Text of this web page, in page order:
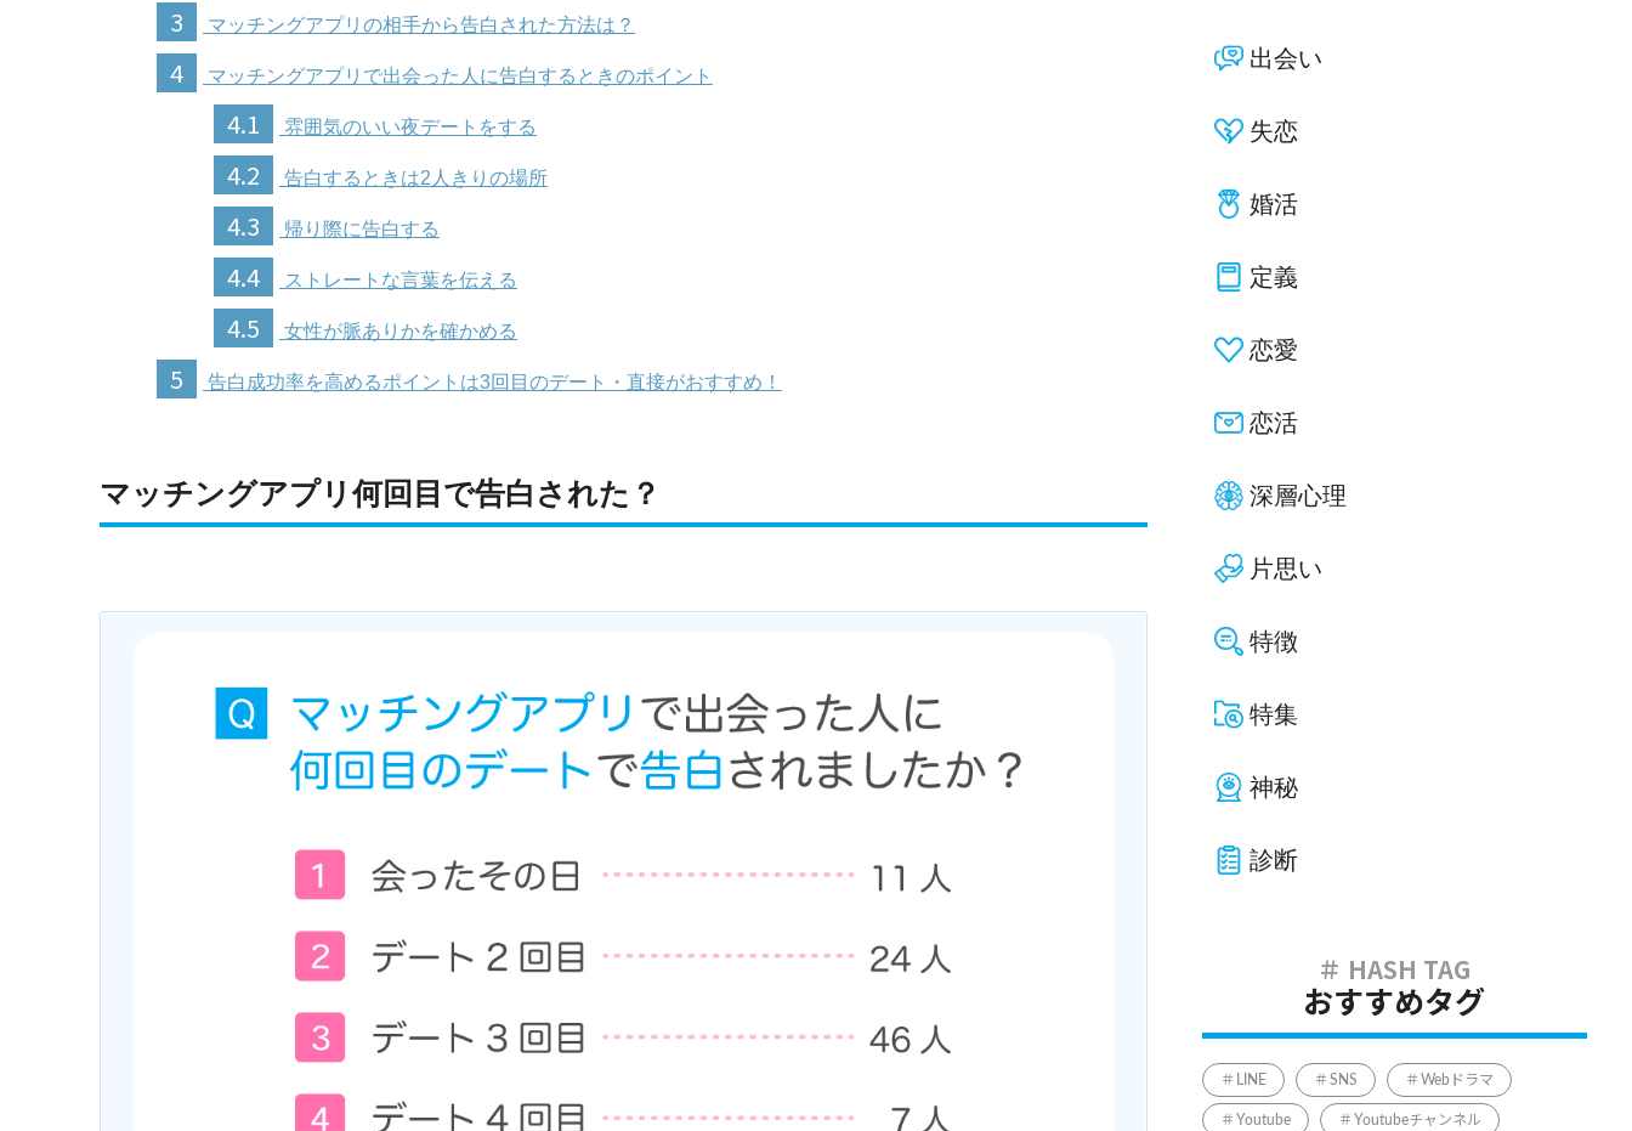
3 マッチングアプリの相手から告白された方法は？
4 マッチングアプリで出会った人に告白するときのポイント
4.1 雰囲気のいい夜デートをする
4.2 告白するときは2人きりの場所
4.3 帰り際に告白する
4.4 ストレートな言葉を伝える
4.5 女性が脈ありかを確かめる
5 告白成功率を高めるポイントは3回目のデート・直接がおすすめ！
マッチングアプリ何回目で告白された？
出会い
失恋
婚活
定義
恋愛
恋活
深層心理
片思い
特徴
特集
神秘
診断
おすすめタグ
LINE SNS Webドラマ
Youtube Youtubeチャンネル